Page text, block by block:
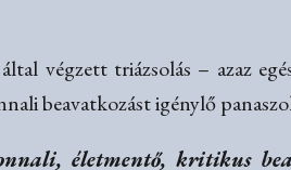
végzett triázsolás – azaz
beavatkozást igénylő
életmentő, kritikus